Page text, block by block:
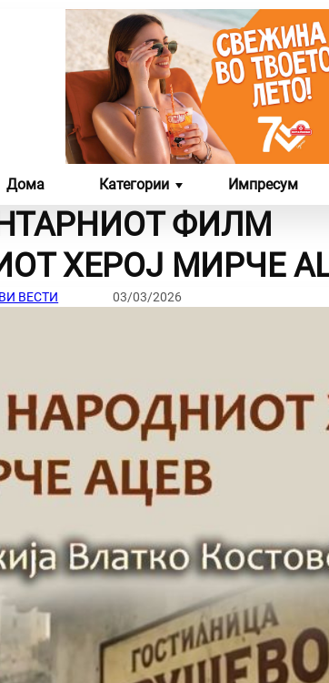
Дома Категории
ЛИКОВНА И ФОТО
УМЕТНОСТ
ЛИКОВНИ ДЕЛА
Импресум
ФИЛМ
ХЕРОЈ МИРЧЕ
ВЕСТИ 03/03/2026